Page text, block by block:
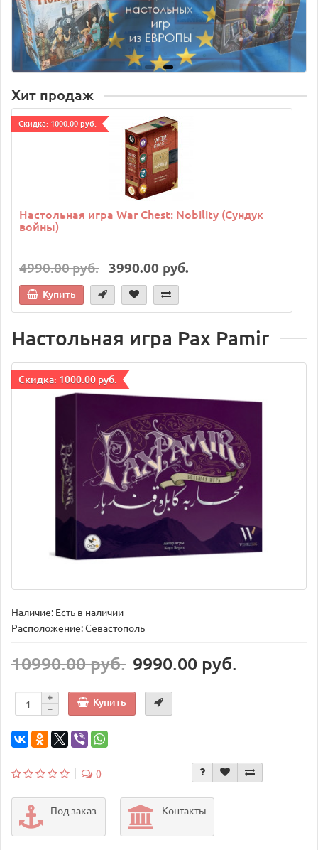
Хит продаж
Cкидка: 1000.00 руб.
Настольная игра War Chest: Nobility (Сундук
войны)
4990.00 руб. 3990.00 руб.
Купить
Настольная игра Pax Pamir
Cкидка: 1000.00 руб.
Наличие: Есть в наличии
Расположение: Севастополь
10990.00 руб. 9990.00 руб.
Купить
0
Под заказ Контакты